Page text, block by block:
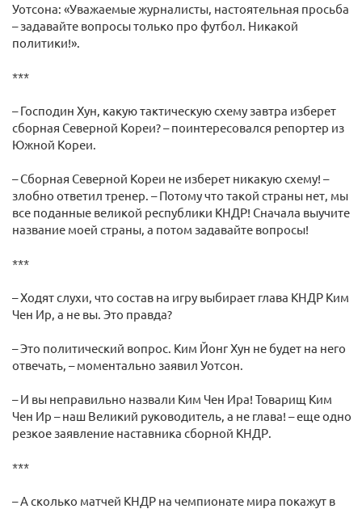
Уотсона: «Уважаемые журналисты, настоятельная просьба
– задавайте вопросы только про футбол. Никакой
политики!».
***
– Господин Хун, какую тактическую схему завтра изберет
сборная Северной Кореи? – поинтересовался репортер из
Южной Кореи.
– Сборная Северной Кореи не изберет никакую схему! –
злобно ответил тренер. – Потому что такой страны нет, мы
все поданные великой республики КНДР! Сначала выучите
название моей страны, а потом задавайте вопросы!
***
– Ходят слухи, что состав на игру выбирает глава КНДР Ким
Чен Ир, а не вы. Это правда?
– Это политический вопрос. Ким Йонг Хун не будет на него
отвечать, – моментально заявил Уотсон.
– И вы неправильно назвали Ким Чен Ира! Товарищ Ким
Чен Ир – наш Великий руководитель, а не глава! – еще одно
резкое заявление наставника сборной КНДР.
***
– А сколько матчей КНДР на чемпионате мира покажут в